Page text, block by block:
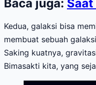
Baca juga:
Kedua, galaksi bisa
membuat sebuah
Saking kuatnya,
Bimasakti kita, yang